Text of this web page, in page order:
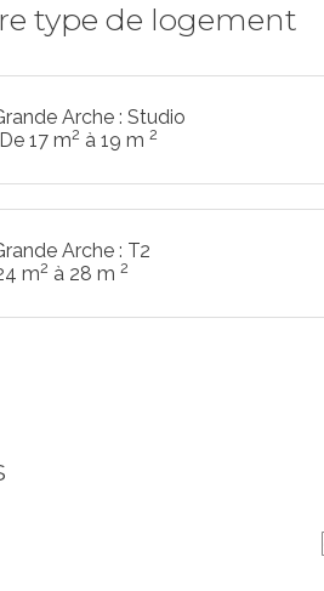
type de logement
Arche : Studio
De 17 m2 à 19 m 2
Arche : T2
m2 à 28 m 2